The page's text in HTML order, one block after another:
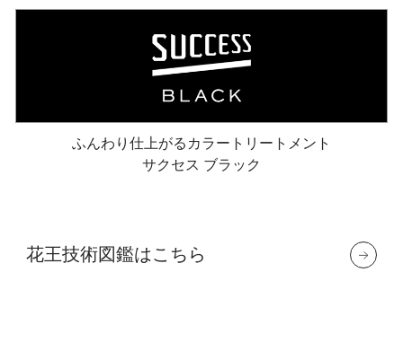
ふんわり仕上がるカラートリートメント
サクセス ブラック
花王技術図鑑はこちら